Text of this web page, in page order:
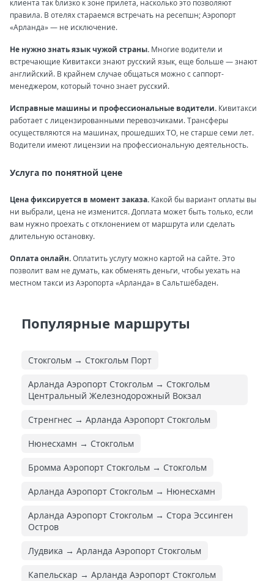
клиента так близко к зоне прилета, насколько это позволяют
правила. В отелях стараемся встречать на ресепшн; Аэропорт
«Арланда» — не исключение.
Не нужно знать язык чужой страны. Многие водители и
встречающие Кивитакси знают русский язык, еще больше — знают
английский. В крайнем случае общаться можно с саппорт-
менеджером, который точно знает русский.
Исправные машины и профессиональные водители. Кивитакси
работает с лицензированными перевозчиками. Трансферы
осуществляются на машинах, прошедших ТО, не старше семи лет.
Водители имеют лицензии на профессиональную деятельность.
Услуга по понятной цене
Цена фиксируется в момент заказа. Какой бы вариант оплаты вы
ни выбрали, цена не изменится. Доплата может быть только, если
вам нужно проехать с отклонением от маршрута или сделать
длительную остановку.
Оплата онлайн.Оплатить услугу можно картой на сайте. Это
позволит вам не думать, как обменять деньги, чтобы уехать на
местном такси из Аэропорта «Арланда» в Сальтшёбаден.
Популярные маршруты
Стокгольм → Стокгольм Порт
Арланда Аэропорт Стокгольм → Стокгольм
Центральный Железнодорожный Вокзал
Стренгнес → Арланда Аэропорт Стокгольм
Нюнесхамн → Стокгольм
Бромма Аэропорт Стокгольм → Стокгольм
Арланда Аэропорт Стокгольм → Нюнесхамн
Арланда Аэропорт Стокгольм → Стора Эссинген
Остров
Лудвика → Арланда Аэропорт Стокгольм
Капельскар → Арланда Аэропорт Стокгольм